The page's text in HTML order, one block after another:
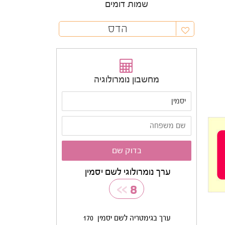
שמות דומים
הדס
מחשבון נומרולוגיה
ערך נומרולוגי לשם יסמין
8
>>
ערך בגימטריה לשם יסמין 170